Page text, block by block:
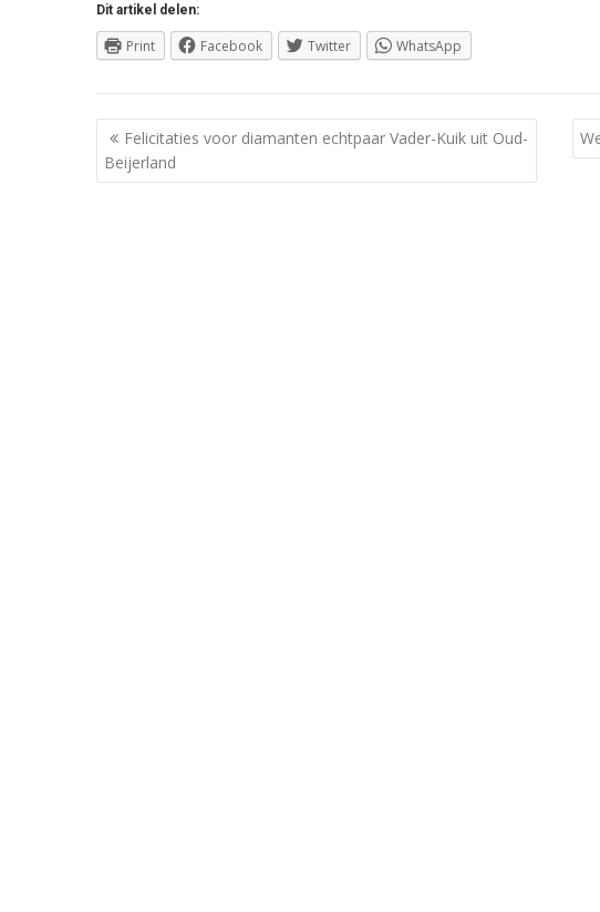
Dit artikel delen:
Print Facebook Twitter WhatsApp
Berichtnavigatie
Felicitaties voor diamanten echtpaar Vader-Kuik uit Oud-
Beijerland